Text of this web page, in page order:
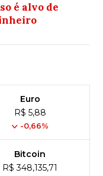
é alvo de
Euro
R$ 5,88
-0,66%
Bitcoin
R$ 348,135,71